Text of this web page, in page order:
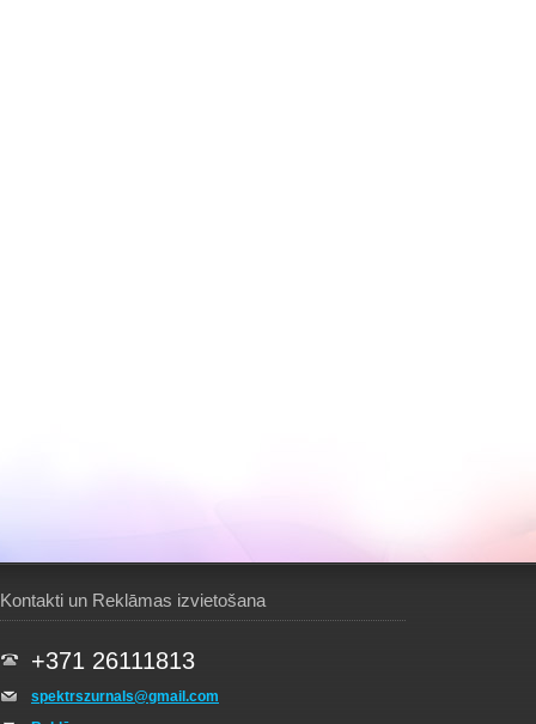
Kontakti un Reklāmas izvietošana
+371 26111813
spektrszurnals@gmail.com